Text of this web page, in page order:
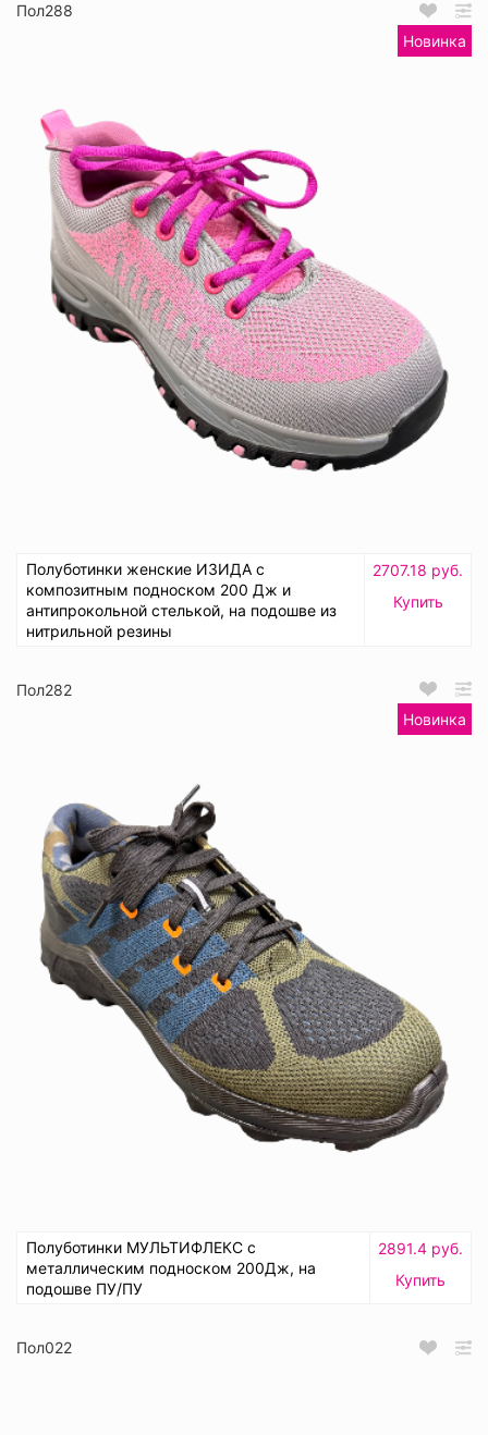
Пол288
Новинка
Полуботинки женские ИЗИДА с
композитным подноском 200 Дж и
антипрокольной стелькой, на подошве из
нитрильной резины
2707.18 руб.
Купить
Пол282
Новинка
Полуботинки МУЛЬТИФЛЕКС с
металлическим подноском 200Дж, на
подошве ПУ/ПУ
2891.4 руб.
Купить
Пол022